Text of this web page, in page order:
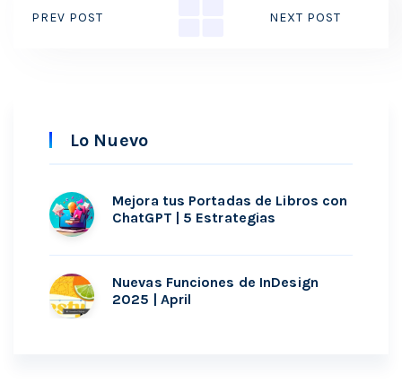
PREV POST NEXT POST
Lo Nuevo
Mejora tus Portadas de Libros con
ChatGPT | 5 Estrategias
Nuevas Funciones de InDesign
2025 | April